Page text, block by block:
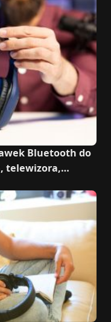
Bluetooth do
telewizora,